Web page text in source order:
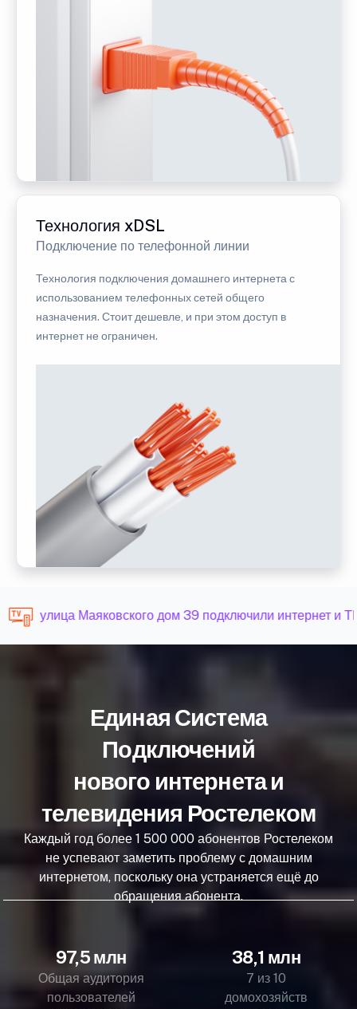
Технология xDSL
Подключение по телефонной линии
Технология подключения домашнего интернета с
использованием телефонных сетей общего
назначения. Стоит дешевле, и при этом доступ в
интернет не ограничен.
улица Маяковского дом 39 подключили интернет и ТВ
Единая Система
Подключений
нового интернета и
телевидения Ростелеком
Каждый год более 1 500 000 абонентов Ростелеком
не успевают заметить проблему с домашним
интернетом, поскольку она устраняется ещё до
обращения абонента.
97,5 млн
Общая аудитория
пользователей
38,1 млн
7 из 10
домохозяйств